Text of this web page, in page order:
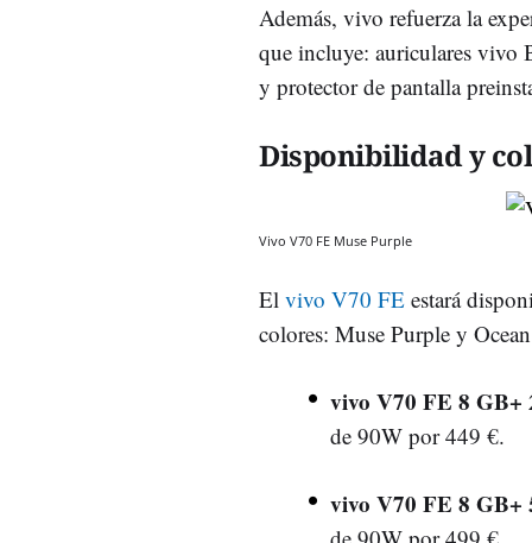
Además, vivo refuerza la
que incluye: auriculares vivo
y protector de pantalla
Disponibilidad y
Vivo V70 FE Muse Purple
El vivo V70 FE estará
colores: Muse Purple y
vivo V70 FE 8 GB+
de 90W por 449 €.
vivo V70 FE 8 GB+